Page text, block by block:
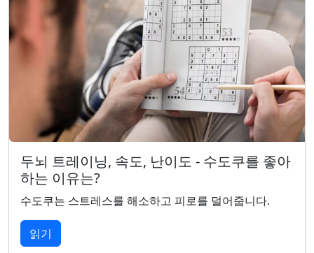
두뇌 트레이닝, 속도, 난이도 - 수도쿠를 좋아
하는 이유는?
수도쿠는 스트레스를 해소하고 피로를 덜어줍니다.
읽기